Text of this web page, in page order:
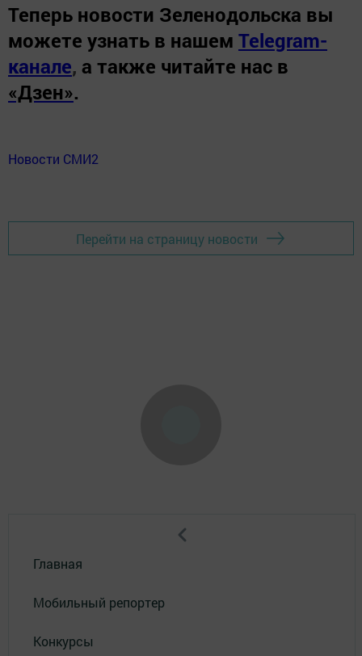
Теперь новости Зеленодольска вы
можете узнать в нашем Telegram-
канале, а также читайте нас в
«Дзен».
Новости СМИ2
Перейти на страницу новости
Главная
Мобильный репортер
Конкурсы